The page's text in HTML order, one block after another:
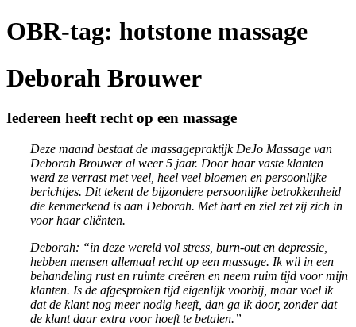
OBR-tag: hotstone massage
Deborah Brouwer
Iedereen heeft recht op een massage
Deze maand bestaat de massagepraktijk DeJo Massage van
Deborah Brouwer al weer 5 jaar. Door haar vaste klanten
werd ze verrast met veel, heel veel bloemen en persoonlijke
berichtjes. Dit tekent de bijzondere persoonlijke betrokkenheid
die kenmerkend is aan Deborah. Met hart en ziel zet zij zich in
voor haar cliënten.
Deborah: “in deze wereld vol stress, burn-out en depressie,
hebben mensen allemaal recht op een massage. Ik wil in een
behandeling rust en ruimte creëren en neem ruim tijd voor mijn
klanten. Is de afgesproken tijd eigenlijk voorbij, maar voel ik
dat de klant nog meer nodig heeft, dan ga ik door, zonder dat
de klant daar extra voor hoeft te betalen.”